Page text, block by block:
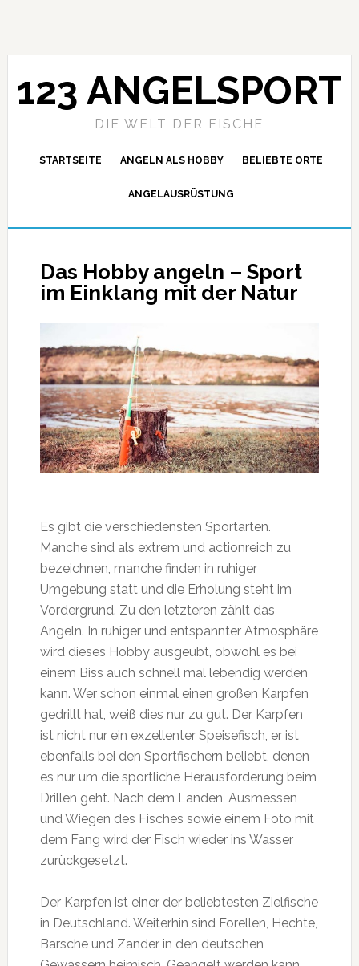
123 ANGELSPORT
DIE WELT DER FISCHE
STARTSEITE ANGELN ALS HOBBY BELIEBTE ORTE
ANGELAUSRÜSTUNG
Das Hobby angeln – Sport
im Einklang mit der Natur
Es gibt die verschiedensten Sportarten.
Manche sind als extrem und actionreich zu
bezeichnen, manche finden in ruhiger
Umgebung statt und die Erholung steht im
Vordergrund. Zu den letzteren zählt das
Angeln. In ruhiger und entspannter Atmosphäre
wird dieses Hobby ausgeübt, obwohl es bei
einem Biss auch schnell mal lebendig werden
kann. Wer schon einmal einen großen Karpfen
gedrillt hat, weiß dies nur zu gut. Der Karpfen
ist nicht nur ein exzellenter Speisefisch, er ist
ebenfalls bei den Sportfischern beliebt, denen
es nur um die sportliche Herausforderung beim
Drillen geht. Nach dem Landen, Ausmessen
und Wiegen des Fisches sowie einem Foto mit
dem Fang wird der Fisch wieder ins Wasser
zurückgesetzt.
Der Karpfen ist einer der beliebtesten Zielfische
in Deutschland. Weiterhin sind Forellen, Hechte,
Barsche und Zander in den deutschen